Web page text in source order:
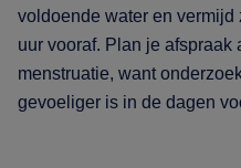
voldoende water en
uur vooraf. Plan je afspraak
menstruatie, want
gevoeliger is in de dagen